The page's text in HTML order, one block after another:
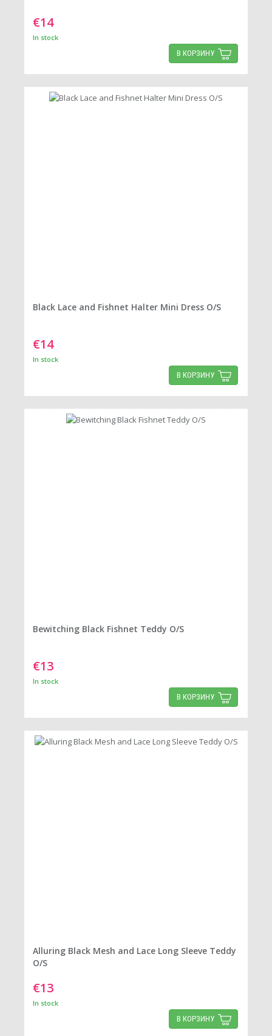
€14
In stock
В КОРЗИНУ
Black Lace and Fishnet Halter Mini Dress O/S
€14
In stock
В КОРЗИНУ
Bewitching Black Fishnet Teddy O/S
€13
In stock
В КОРЗИНУ
Alluring Black Mesh and Lace Long Sleeve Teddy
O/S
€13
In stock
В КОРЗИНУ